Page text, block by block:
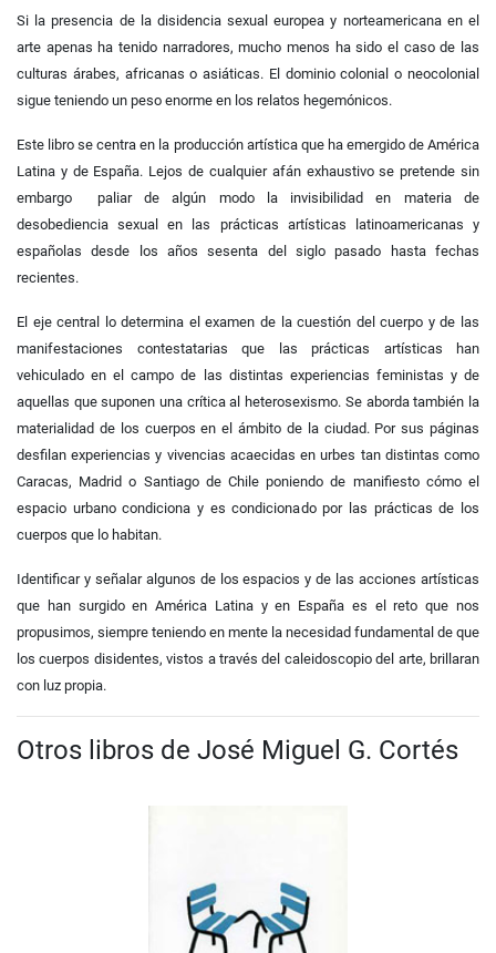
Si la presencia de la disidencia sexual europea y norteamericana en el
arte apenas ha tenido narradores, mucho menos ha sido el caso de las
culturas árabes, africanas o asiáticas. El dominio colonial o neocolonial
sigue teniendo un peso enorme en los relatos hegemónicos.
Este libro se centra en la producción artística que ha emergido de América
Latina y de España. Lejos de cualquier afán exhaustivo se pretende sin
embargo paliar de algún modo la invisibilidad en materia de
desobediencia sexual en las prácticas artísticas latinoamericanas y
españolas desde los años sesenta del siglo pasado hasta fechas
recientes.
El eje central lo determina el examen de la cuestión del cuerpo y de las
manifestaciones contestatarias que las prácticas artísticas han
vehiculado en el campo de las distintas experiencias feministas y de
aquellas que suponen una crítica al heterosexismo. Se aborda también la
materialidad de los cuerpos en el ámbito de la ciudad. Por sus páginas
desfilan experiencias y vivencias acaecidas en urbes tan distintas como
Caracas, Madrid o Santiago de Chile poniendo de manifiesto cómo el
espacio urbano condiciona y es condicionado por las prácticas de los
cuerpos que lo habitan.
Identificar y señalar algunos de los espacios y de las acciones artísticas
que han surgido en América Latina y en España es el reto que nos
propusimos, siempre teniendo en mente la necesidad fundamental de que
los cuerpos disidentes, vistos a través del caleidoscopio del arte, brillaran
con luz propia.
Otros libros de José Miguel G. Cortés